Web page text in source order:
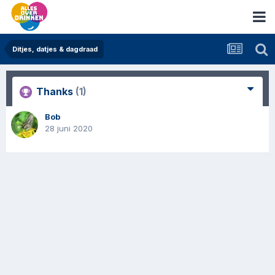
Ditjes, datjes & dagdraad
Thanks (1)
Bob
28 juni 2020